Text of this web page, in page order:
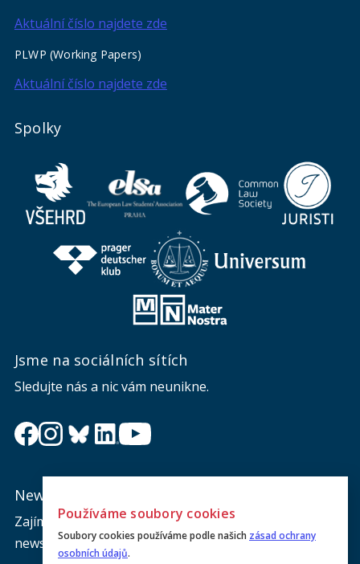
Aktuální číslo najdete zde
PLWP (Working Papers)
Aktuální číslo najdete zde
Spolky
Jsme na sociálních sítích
Sledujte nás a nic vám neunikne.
Newsletter
Zajímá vás dění na fakultě? Přihlaste se k odběru
newsletteru a buďte s námi v kontaktu.
Používáme soubory cookies
Soubory cookies používáme podle našich zásad ochrany
osobních údajů.